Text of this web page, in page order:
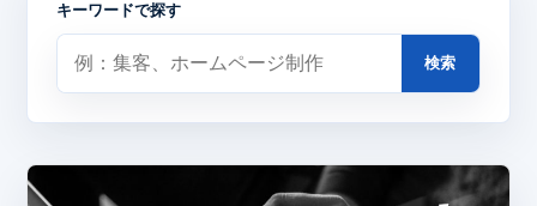
キーワードで探す
検索